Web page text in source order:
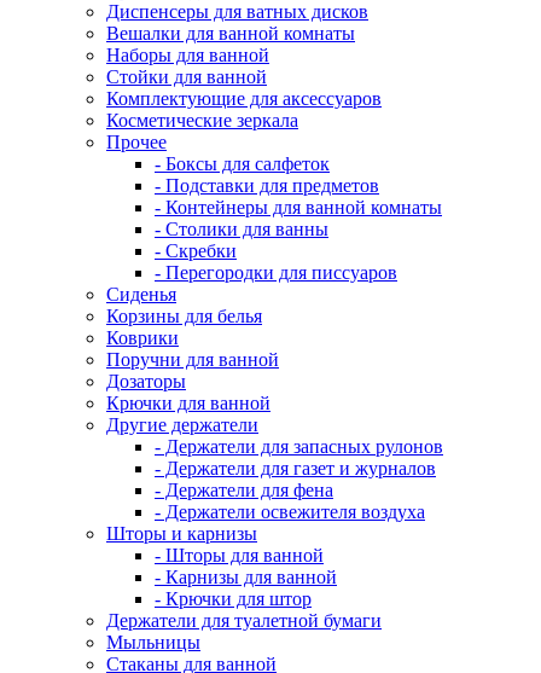
Диспенсеры для ватных дисков
Вешалки для ванной комнаты
Наборы для ванной
Стойки для ванной
Комплектующие для аксессуаров
Косметические зеркала
Прочее
- Боксы для салфеток
- Подставки для предметов
- Контейнеры для ванной комнаты
- Столики для ванны
- Скребки
- Перегородки для писсуаров
Сиденья
Корзины для белья
Коврики
Поручни для ванной
Дозаторы
Крючки для ванной
Другие держатели
- Держатели для запасных рулонов
- Держатели для газет и журналов
- Держатели для фена
- Держатели освежителя воздуха
Шторы и карнизы
- Шторы для ванной
- Карнизы для ванной
- Крючки для штор
Держатели для туалетной бумаги
Мыльницы
Стаканы для ванной